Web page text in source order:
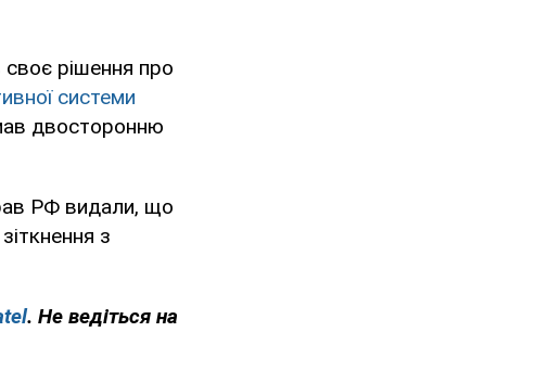
рішення про
системи
двосторонню
РФ видали, що
з
. Не ведіться на